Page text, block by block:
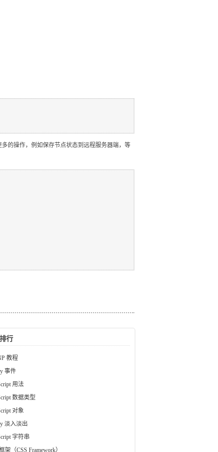
的操作，例如保存节点状态到远程服务器端，等
行
教程
事件
用法
数据类型
对象
淡入淡出
字符串
架（CSS Framework）